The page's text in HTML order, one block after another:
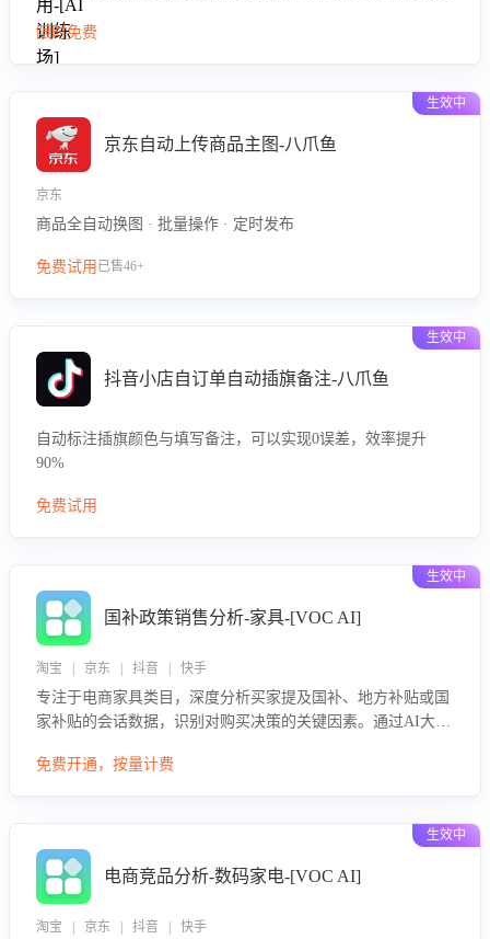
售后处理等全场景，消除复杂部署流程，节省90%的初始化时
间，助力企业快速启动智能客服训练
限时免费
生效中
京东自动上传商品主图-八爪鱼
京东
商品全自动换图 · 批量操作 · 定时发布
免费试用 已售46+
生效中
抖音小店自订单自动插旗备注-八爪鱼
自动标注插旗颜色与填写备注，可以实现0误差，效率提升
90%
免费试用
生效中
国补政策销售分析-家具-[VOC AI]
淘宝 | 京东 | 抖音 | 快手
专注于电商家具类目，深度分析买家提及国补、地方补贴或国
家补贴的会话数据，识别对购买决策的关键因素。通过AI大模
略，助力商家利用国补政策提升GMV。
免费开通，按量计费
生效中
电商竞品分析-数码家电-[VOC AI]
淘宝 | 京东 | 抖音 | 快手